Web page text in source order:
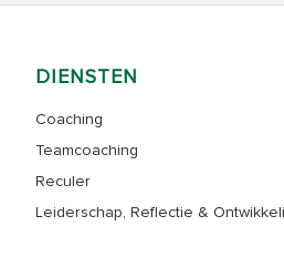
DIENSTEN
Coaching
Teamcoaching
Reculer
Leiderschap, Reflectie &